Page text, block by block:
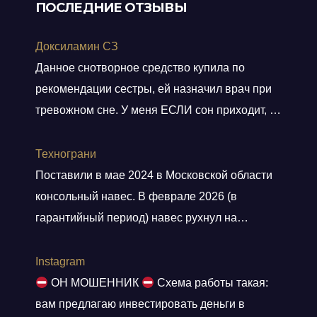
ПОСЛЕДНИЕ ОТЗЫВЫ
Доксиламин СЗ
Данное снотворное средство купила по
рекомендации сестры, ей назначил врач при
тревожном сне. У меня ЕСЛИ сон приходит, то
слово ЕСЛИ. Мне препарат хорошо помогает,
засыпаю быстро, даже утром встаю без
будильника. С утра всегда чувствую себя
отдохнувшей, даже просыпаюсь с отличным
“не
Показать больше
Технограни
Поставили в мае 2024 в Московской области
консольный навес. В феврале 2026 (в
гарантийный период) навес рухнул на
ущерба компания отказалась. Мы сделали
экспертизу с приглашением представителей
(выводы: ошибки просчета конструктива,
Instagram
ОН МОШЕННИК
Схема работы такая:
вам предлагаю инвестировать деньги в